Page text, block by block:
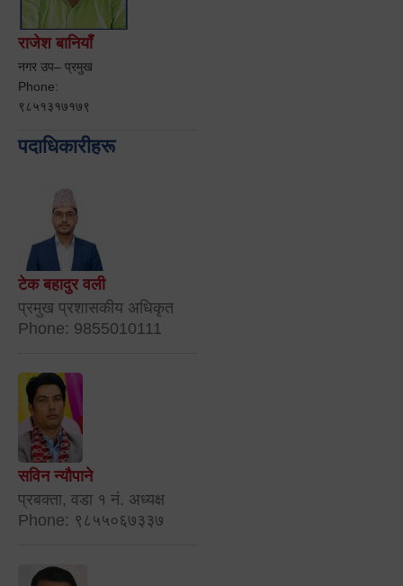
राजेश बानियाँ
नगर उप– प्रमुख
Phone:
९८५१३१७१७९
पदाधिकारीहरू
टेक बहादुर वली
प्रमुख प्रशासकीय अधिकृत
Phone: 9855010111
सविन न्यौपाने
प्रबक्ता, वडा १ नं. अध्यक्ष
Phone: ९८५५०६७३३७